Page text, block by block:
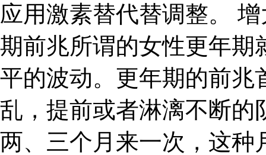
应用激素替代替调整。
期前兆所谓的女性更年期
平的波动。更年期的前兆
乱，提前或者淋漓不断的
两、三个月来一次，这种